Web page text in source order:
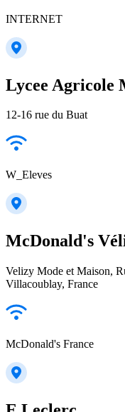
INTERNET
Lycee Agricole
12-16 rue du Buat
W_Eleves
McDonald's
Velizy Mode et Maison,
Villacoublay, France
McDonald's France